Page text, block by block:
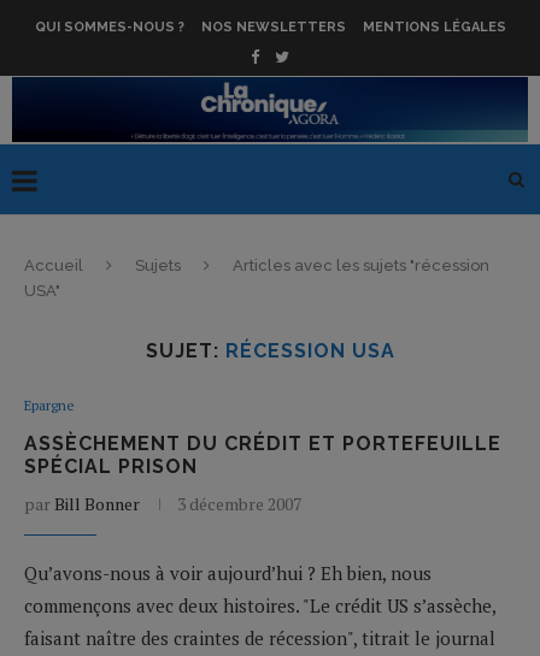
QUI SOMMES-NOUS ? NOS NEWSLETTERS MENTIONS LÉGALES
Accueil Sujets
Articles avec les sujets "récession
USA"
SUJET: RÉCESSION USA
Epargne
ASSÈCHEMENT DU CRÉDIT ET PORTEFEUILLE
SPÉCIAL PRISON
par Bill Bonner 3 décembre 2007
Qu’avons-nous à voir aujourd’hui ? Eh bien, nous
commençons avec deux histoires. "Le crédit US s’assèche,
faisant naître des craintes de récession", titrait le journal